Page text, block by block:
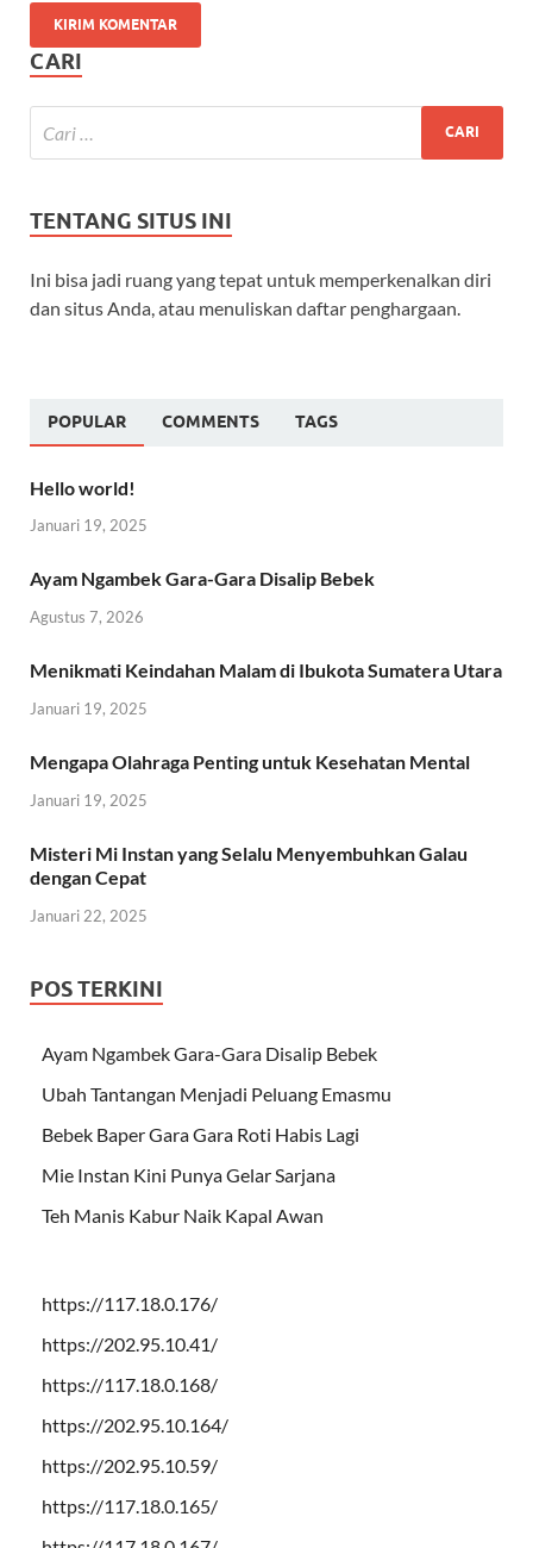
CARI
TENTANG SITUS INI
Ini bisa jadi ruang yang tepat untuk memperkenalkan diri
dan situs Anda, atau menuliskan daftar penghargaan.
POPULAR COMMENTS TAGS
Hello world!
Januari 19, 2025
Ayam Ngambek Gara-Gara Disalip Bebek
Agustus 7, 2026
Menikmati Keindahan Malam di Ibukota Sumatera Utara
Januari 19, 2025
Mengapa Olahraga Penting untuk Kesehatan Mental
Januari 19, 2025
Misteri Mi Instan yang Selalu Menyembuhkan Galau
dengan Cepat
Januari 22, 2025
POS TERKINI
Ayam Ngambek Gara-Gara Disalip Bebek
Ubah Tantangan Menjadi Peluang Emasmu
Bebek Baper Gara Gara Roti Habis Lagi
Mie Instan Kini Punya Gelar Sarjana
Teh Manis Kabur Naik Kapal Awan
https://117.18.0.176/
https://202.95.10.41/
https://117.18.0.168/
https://202.95.10.164/
https://202.95.10.59/
https://117.18.0.165/